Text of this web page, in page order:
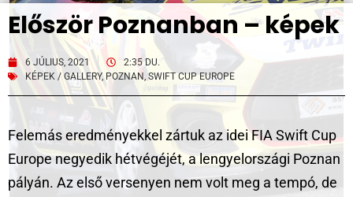
Először Poznanban – képek
6 JÚLIUS, 2021
2:35 DU.
KÉPEK / GALLERY, POZNAN, SWIFT CUP EUROPE
Felemás eredményekkel zártuk az idei FIA Swift Cup
Europe negyedik hétvégéjét, a lengyelországi Poznan
pályán. Az első versenyen nem volt meg a tempó, de